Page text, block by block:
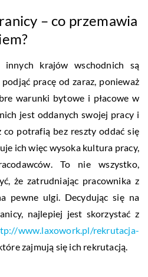
– co przemawia
krajów wschodnich są
pracę od zaraz, ponieważ
warunki bytowe i płacowe w
jest oddanych swojej pracy i
co potrafią bez reszty oddać się
ich więc wysoka kultura pracy,
To nie wszystko,
że zatrudniając pracownika z
pewne ulgi. Decydując się na
najlepiej jest skorzystać z
www.laxowork.pl/rekrutacja-
zajmują się ich rekrutacją.